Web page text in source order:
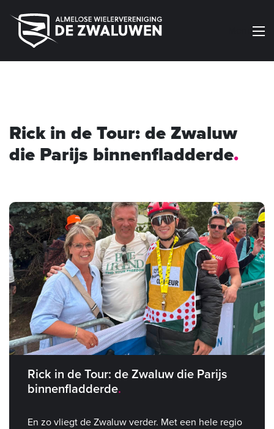
Rick in de Tour: de Zwaluw
die Parijs binnenfladderde
Rick in de Tour: de Zwaluw die Parijs
binnenfladderde
En zo vliegt de Zwaluw verder. Met een hele regio